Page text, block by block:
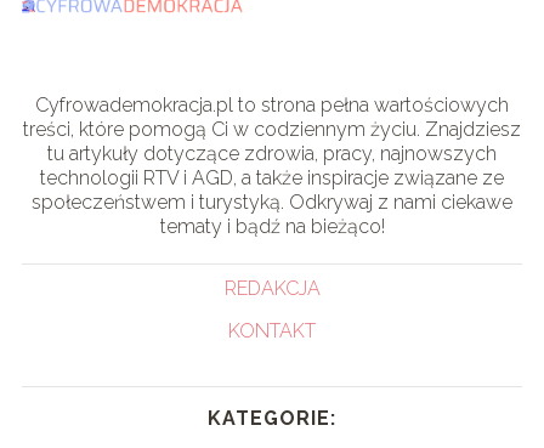
Cyfrowademokracja.pl to strona pełna wartościowych
treści, które pomogą Ci w codziennym życiu. Znajdziesz
tu artykuły dotyczące zdrowia, pracy, najnowszych
technologii RTV i AGD, a także inspiracje związane ze
społeczeństwem i turystyką. Odkrywaj z nami ciekawe
tematy i bądź na bieżąco!
REDAKCJA
KONTAKT
KATEGORIE: